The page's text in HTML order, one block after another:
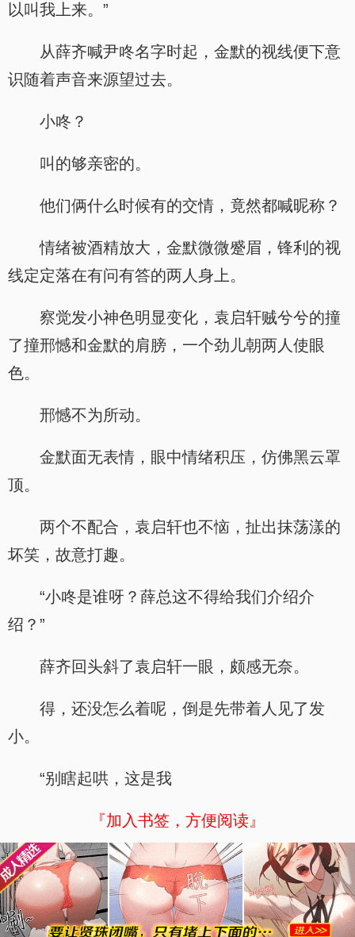
以叫我上来。”
从薛齐喊尹咚名字时起，金默的视线便下意
识随着声音来源望过去。
小咚？
叫的够亲密的。
他们俩什么时候有的交情，竟然都喊昵称？
情绪被酒精放大，金默微微蹙眉，锋利的视
线定定落在有问有答的两人身上。
察觉发小神色明显变化，袁启轩贼兮兮的撞
了撞邢憾和金默的肩膀，一个劲儿朝两人使眼
色。
邢憾不为所动。
金默面无表情，眼中情绪积压，仿佛黑云罩
顶。
两个不配合，袁启轩也不恼，扯出抹荡漾的
坏笑，故意打趣。
“小咚是谁呀？薛总这不得给我们介绍介
绍？”
薛齐回头斜了袁启轩一眼，颇感无奈。
得，还没怎么着呢，倒是先带着人见了发
小。
“别瞎起哄，这是我
『加入书签，方便阅读』